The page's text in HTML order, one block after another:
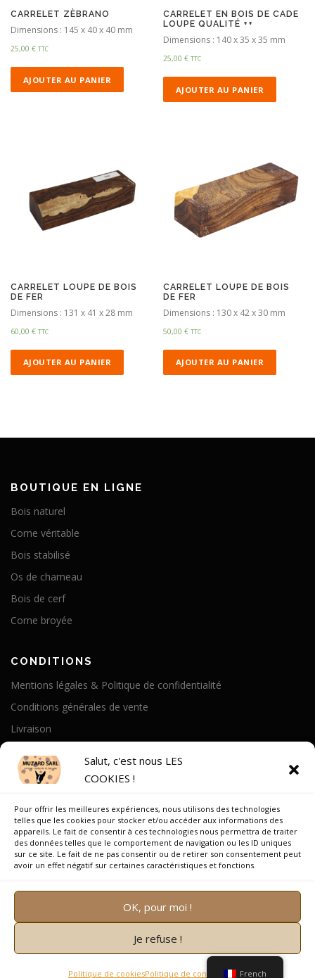
Salut, c'est nous LES
COOKIES !
Pour offrir les meilleures expériences, nous utilisons des technologies
telles que les cookies pour stocker et/ou accéder aux informations des
appareils. Le fait de consentir à ces technologies nous permettra de traiter
des données telles que le comportement de navigation ou les ID uniques
sur ce site. Le fait de ne pas consentir ou de retirer son consentement peut
avoir un effet négatif sur certaines caractéristiques et fonctions.
OK, pour moi !
Je refuse !
Politique de cookiesPolitique de confidentialité
CARRELET ZÈBRANO
Dimensions : 145 x 40 x 40 mm
25,00 € TTC
AJOUTER AU PANIER
CARRELET EN BOIS DE CADE
LOUPE QUALITÉ ++
Dimensions : 140 x 35 x 35 mm
25,00€ TTC
AJOUTER AU PANIER
CARRELET LOUPE DE BOIS
DE FER
Dimensions : 131 x 41 x 28 mm
60,00 € TTC
AJOUTER AU PANIER
CARRELET LOUPE DE BOIS
DE FER
Dimensions : 130 x 42 x 30 mm
50,00€ TTC
AJOUTER AU PANIER
BOUTIQUE EN LIGNE
Bois naturel
Corne véritable
Bois stabilisé
Os de chameau
Bois de cerf
Corne broyée
CONDITIONS
Mentions légales & Politique de confidentialité
Conditions générales de vente
Livraison
Notre Histoire
On parle de nous
Recrutement
Copyright © 2026 Muzard SARL
FameThemes. Traduit par Wp Trads.
French